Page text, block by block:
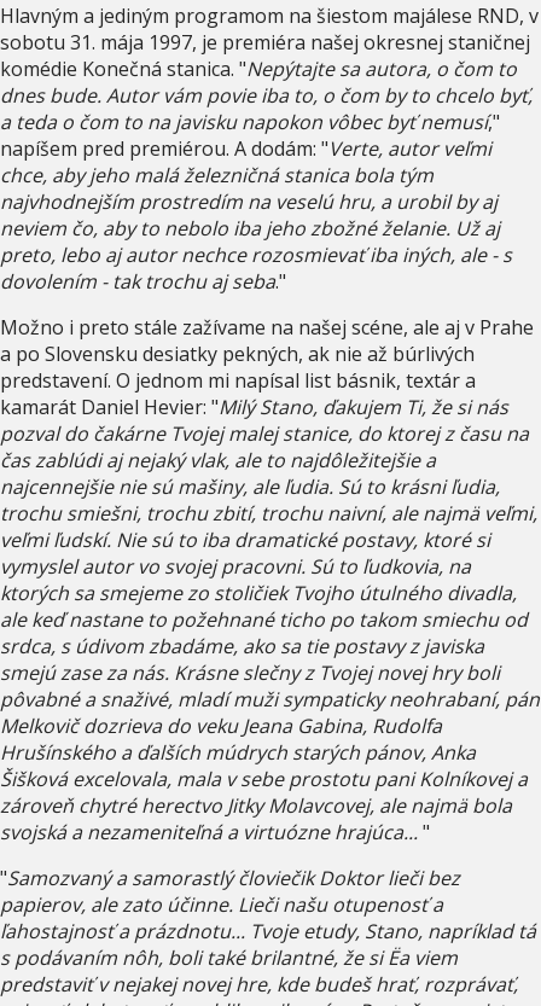
Hlavným a jediným programom na šiestom majálese RND, v
sobotu 31. mája 1997, je premiéra našej okresnej staničnej
komédie Konečná stanica. "Nepýtajte sa autora, o čom to
dnes bude. Autor vám povie iba to, o čom by to chcelo byť,
a teda o čom to na javisku napokon vôbec byť nemusí,"
napíšem pred premiérou. A dodám: "Verte, autor veľmi
chce, aby jeho malá železničná stanica bola tým
najvhodnejším prostredím na veselú hru, a urobil by aj
neviem čo, aby to nebolo iba jeho zbožné želanie. Už aj
preto, lebo aj autor nechce rozosmievať iba iných, ale - s
dovolením - tak trochu aj seba."
Možno i preto stále zažívame na našej scéne, ale aj v Prahe
a po Slovensku desiatky pekných, ak nie až búrlivých
predstavení. O jednom mi napísal list básnik, textár a
kamarát Daniel Hevier: "Milý Stano, ďakujem Ti, že si nás
pozval do čakárne Tvojej malej stanice, do ktorej z času na
čas zablúdi aj nejaký vlak, ale to najdôležitejšie a
najcennejšie nie sú mašiny, ale ľudia. Sú to krásni ľudia,
trochu smiešni, trochu zbití, trochu naivní, ale najmä veľmi,
veľmi ľudskí. Nie sú to iba dramatické postavy, ktoré si
vymyslel autor vo svojej pracovni. Sú to ľudkovia, na
ktorých sa smejeme zo stoličiek Tvojho útulného divadla,
ale keď nastane to požehnané ticho po takom smiechu od
srdca, s údivom zbadáme, ako sa tie postavy z javiska
smejú zase za nás. Krásne slečny z Tvojej novej hry boli
pôvabné a snaživé, mladí muži sympaticky neohrabaní, pán
Melkovič dozrieva do veku Jeana Gabina, Rudolfa
Hrušínského a ďalších múdrych starých pánov, Anka
Šišková excelovala, mala v sebe prostotu pani Kolníkovej a
zároveň chytré herectvo Jitky Molavcovej, ale najmä bola
svojská a nezameniteľná a virtuózne hrajúca..."
"Samozvaný a samorastlý človiečik Doktor lieči bez
papierov, ale zato účinne. Lieči našu otupenosť a
ľahostajnosť a prázdnotu... Tvoje etudy, Stano, napríklad tá
s podávaním nôh, boli také brilantné, že si Ëa viem
predstaviť v nejakej novej hre, kde budeš hrať, rozprávať,